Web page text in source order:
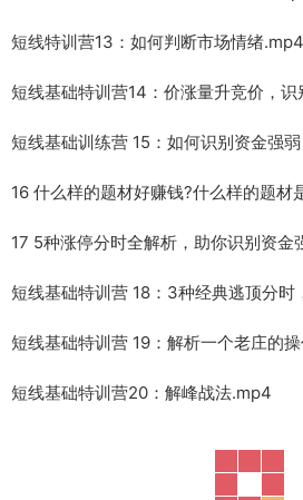
短线特训营13：如何判断市场情绪.mp4
短线基础特训营14：价涨量升竞价，
短线基础训练营 15：如何识别资金强
16 什么样的题材好赚钱?什么样的题材
17 5种涨停分时全解析，助你识别资金
短线基础特训营 18：3种经典逃顶分
短线基础特训营 19：解析一个老庄的
短线基础特训营20：解峰战法.mp4